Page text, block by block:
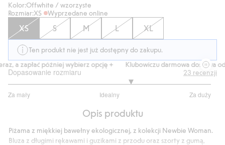
Kolor:Offwhite / wzorzyste
Rozmiar:XS Wyprzedane online
XS S M L XL
Ten produkt nie jest już dostępny do zakupu.
a zapłać później wybierz opcję +
Klubowiczu darmowa dostawa od
Dopasowanie rozmiaru
Za mały Idealny Za duży
na
19
głosów
23 recenzji
Opis produktu
Piżama z miękkiej bawełny ekologicznej, z kolekcji Newbie Woman.
Bluza z długimi rękawami i guzikami z przodu oraz szorty z gumą,